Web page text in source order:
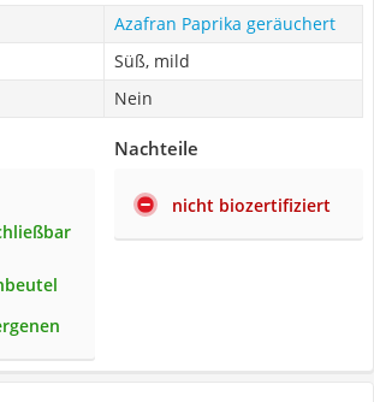
Azafran Paprika geräuchert
Süß, mild
Nein
Nachteile
nicht biozertifiziert